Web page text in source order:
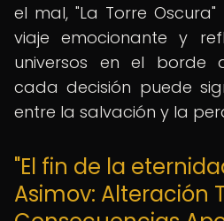
el mal, "La Torre
viaje emocionante y
universos en el borde
cada decisión puede
entre la salvación y la
"El fin de la
Asimov: Alteración